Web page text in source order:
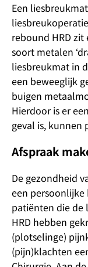
Een
rebound HRD
soort metalen
liesbreukmat in
een beweeglijk
buigen
Hierdoor is er
geval is,
Afspraak
De gezondheid
een
patiënten die de
HRD hebben
(plotselinge)
(pijn)klachten